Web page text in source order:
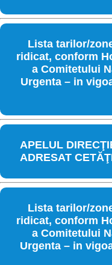
Lista tarilor/
ridicat, conform
a Comitetului
Urgenta – in
APELUL
ADRESAT
Lista tarilor/
ridicat, conform
a Comitetului
Urgenta – in